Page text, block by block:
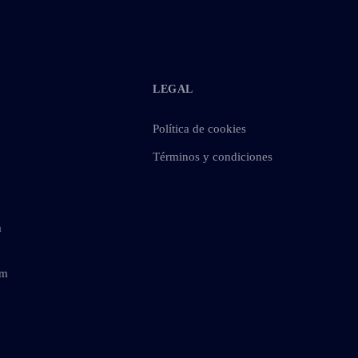
LEGAL
Política de cookies
Términos y condiciones